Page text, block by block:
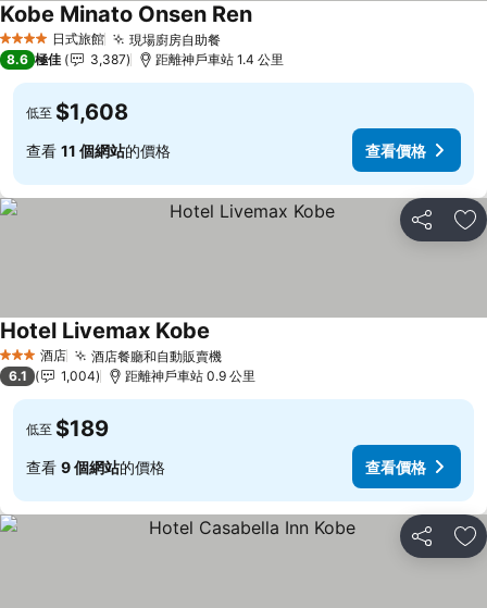
4 星級 日式旅館 現場廚房自助餐查看價格
Kobe Minato Onsen Ren查看價格
8.6 極佳 3,387 距離神戶車站 1.4 公里
低至 $1,608
查看 11 個網站的價格 查看價格
分享 放
3 星級 酒店 酒店餐廳和自動販賣機查看價格
Hotel Livemax Kobe
6.1 1,004 距離神戶車站 0.9 公里
低至 $189
查看 9 個網站的價格 查看價格
分享 放